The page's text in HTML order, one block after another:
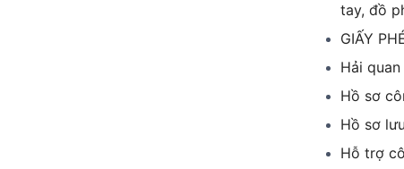
tay, đồ
GIẤY
Hải quan
Hồ sơ
Hồ sơ
Hỗ trợ